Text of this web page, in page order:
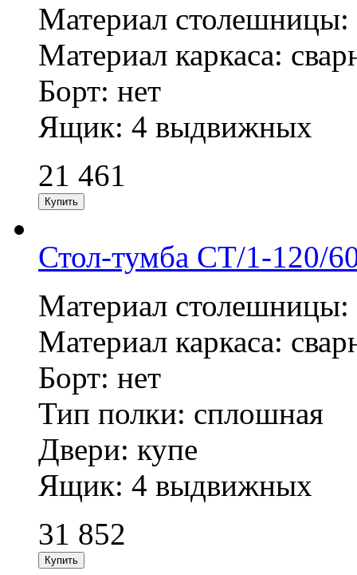
Материал столешницы:
Материал каркаса:
Борт: нет
Ящик: 4 выдвижных
21 461
Стол-тумба СТ/1-120/
Материал столешницы:
Материал каркаса:
Борт: нет
Тип полки: сплошная
Двери: купе
Ящик: 4 выдвижных
31 852